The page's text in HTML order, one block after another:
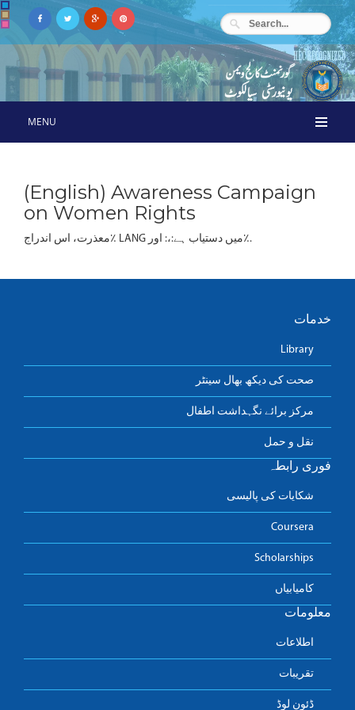
MENU
(English) Awareness Campaign
on Women Rights
معذرت، اس اندراج٪ LANG میں دستیاب ہے:،: اور٪.
خدمات
Library
صحت کی دیکھ بھال سینٹر
مرکز برائے نگہداشت اطفال
نقل و حمل
فوری رابطہ
شکایات کی پالیسی
Coursera
Scholarships
کامیابیاں
معلومات
اطلاعات
تقریبات
ڈئون لوڈ